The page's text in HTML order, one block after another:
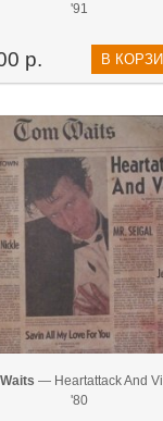
'91
р. В
— Heartattack And
'80